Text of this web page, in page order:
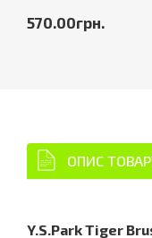
570.00грн.
ОПИС
Y.S.Park Tiger